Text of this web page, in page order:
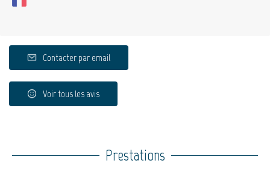
Contacter par email
Voir tous les avis
Prestations